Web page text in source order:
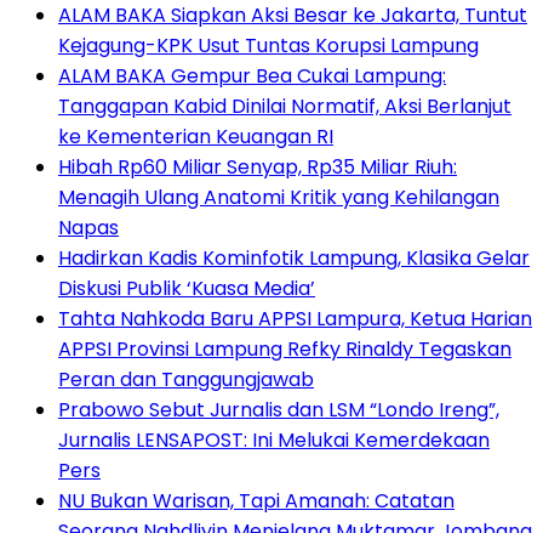
ALAM BAKA Siapkan Aksi Besar ke Jakarta, Tuntut
Kejagung-KPK Usut Tuntas Korupsi Lampung
ALAM BAKA Gempur Bea Cukai Lampung:
Tanggapan Kabid Dinilai Normatif, Aksi Berlanjut
ke Kementerian Keuangan RI
Hibah Rp60 Miliar Senyap, Rp35 Miliar Riuh:
Menagih Ulang Anatomi Kritik yang Kehilangan
Napas
Hadirkan Kadis Kominfotik Lampung, Klasika Gelar
Diskusi Publik ‘Kuasa Media’
Tahta Nahkoda Baru APPSI Lampura, Ketua Harian
APPSI Provinsi Lampung Refky Rinaldy Tegaskan
Peran dan Tanggungjawab
Prabowo Sebut Jurnalis dan LSM “Londo Ireng”,
Jurnalis LENSAPOST: Ini Melukai Kemerdekaan
Pers
NU Bukan Warisan, Tapi Amanah: Catatan